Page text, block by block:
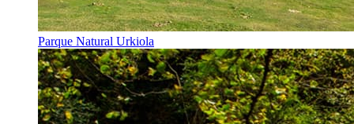
Parque Natural Urkiola